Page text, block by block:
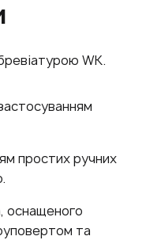
WK.
простих ручних
оснащеного
та